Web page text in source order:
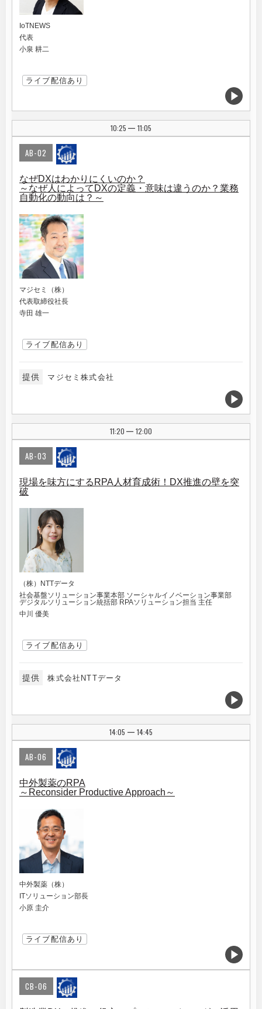
IoTNEWS
代表
小泉 耕二
ライブ配信あり
10:25 | 11:05
AB-02
なぜDXはわかりにくいのか？
～なぜ人によってDXの定義・意味は違うのか？業務
自動化の動向は？～
マジセミ（株）
代表取締役社長
寺田 雄一
ライブ配信あり
提供 マジセミ株式会社
11:20 | 12:00
AB-03
現場を味方にするRPA人材育成術！DX推進の壁を突
破
（株）NTTデータ
社会基盤ソリューション事業本部 ソーシャルイノベーション事業部
デジタルソリューション統括部 RPAソリューション担当 主任
中川 優美
ライブ配信あり
提供 株式会社NTTデータ
14:05 | 14:45
AB-06
中外製薬のRPA
～Reconsider Productive Approach～
中外製薬（株）
ITソリューション部長
小原 圭介
ライブ配信あり
CB-06